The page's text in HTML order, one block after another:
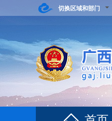
切换区域和部门